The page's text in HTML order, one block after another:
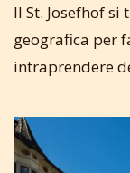
Il St. Josefhof
geografica per
intraprendere